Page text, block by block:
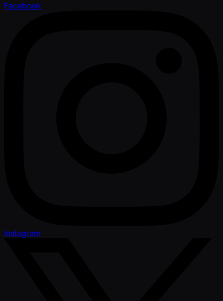
Facebook
Instagram